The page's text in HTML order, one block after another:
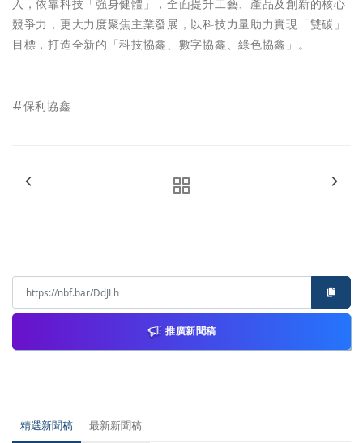
入，依靠科技「強身健體」，全面提升工藝、產品及創新的核心
競爭力，更大力度聚焦主業發展，以科技力量助力實現「雙碳」
目標，打造全新的「科技協鑫、數字協鑫、綠色協鑫」。
#保利協鑫
推廣新聞稿
精選新聞稿 最新新聞稿